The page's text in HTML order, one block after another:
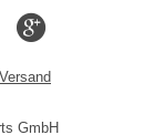
GmbH